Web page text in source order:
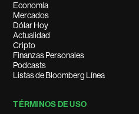
Economía
Mercados
Dólar Hoy
Actualidad
Cripto
Finanzas Personales
Podcasts
Listas de Bloomberg Línea
TÉRMINOS DE USO